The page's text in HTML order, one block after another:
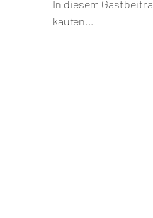
In diesem
kaufen...